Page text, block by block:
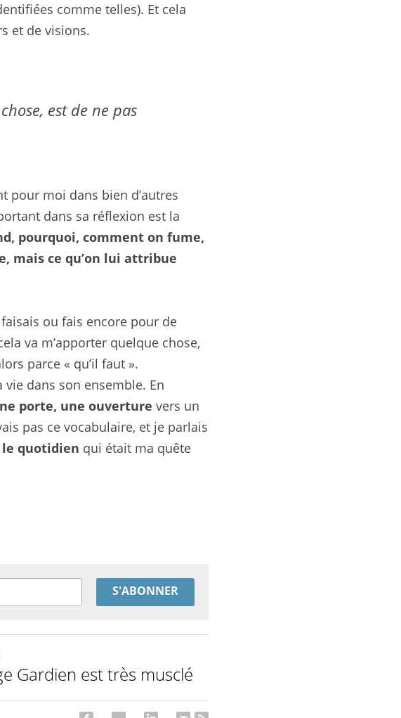
comme telles). Et cela
et de visions.
est de ne pas
pour moi dans bien d’autres
dans sa réflexion est la
pourquoi, comment on fume,
mais ce qu’on lui attribue
faisais ou fais encore pour de
va m’apporter quelque chose,
parce « qu’il faut ».
vie dans son ensemble. En
porte, une ouverture vers un
pas ce vocabulaire, et je parlais
quotidien qui était ma quête
S'ABONNER
Gardien est très musclé